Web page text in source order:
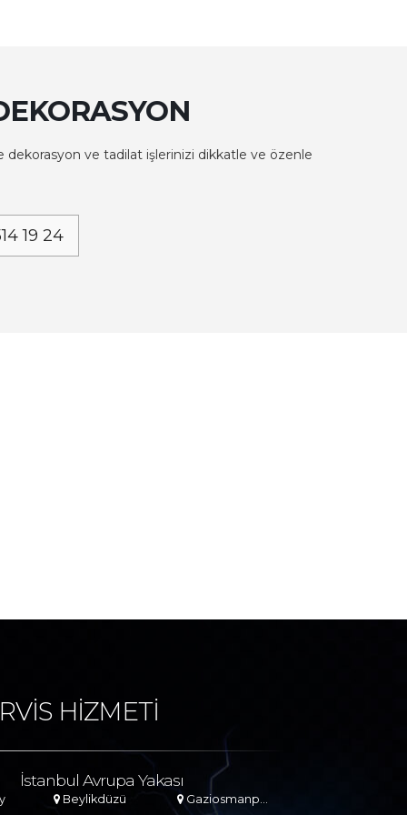
dekorasyon ve tadilat işlerinizi dikkatle ve özenle
19 24
HİZMETİ
İstanbul Avrupa Yakası
Beylikdüzü
Gaziosmanpaşa